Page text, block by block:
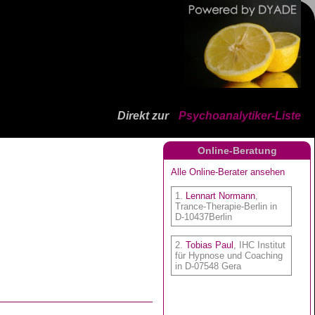
Direkt zur Psychoanalytiker-Liste
Online-Beratung